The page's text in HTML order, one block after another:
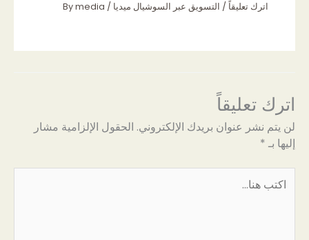
اترك تعليقاً / التسويق عبر السوشيال ميديا / By
media
اترك تعليقاً
لن يتم نشر عنوان بريدك الإلكتروني. الحقول الإلزامية مشار
إليها بـ *
هنا...